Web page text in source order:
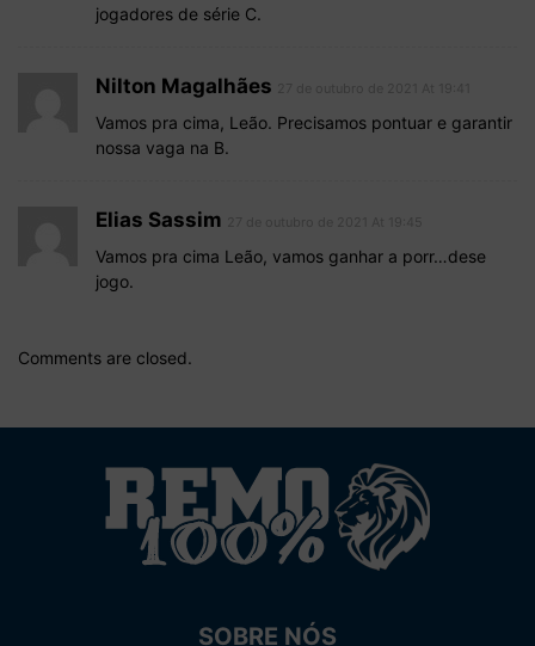
jogadores de série C.
Nilton Magalhães
Vamos pra cima, Leão. Precisamos pontuar e garantir
nossa vaga na B.
Elias Sassim
Vamos pra cima Leão, vamos ganhar a porr…dese
jogo.
Comments are closed.
SOBRE NÓS